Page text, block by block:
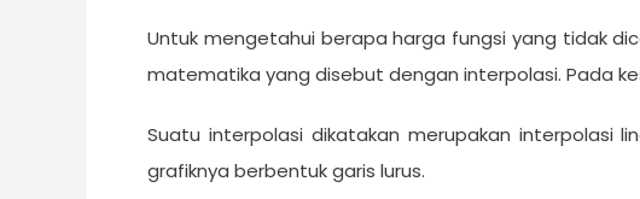
Untuk mengetahui berapa harga fungsi yang tidak
matematika yang disebut dengan interpolasi. Pada
Suatu interpolasi dikatakan merupakan interpolasi
grafiknya berbentuk garis lurus.